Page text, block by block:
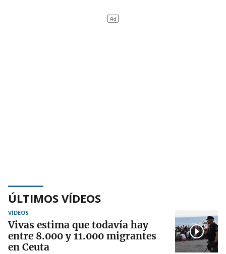
ÚLTIMOS VÍDEOS
VÍDEOS
Vivas estima que todavía hay
entre 8.000 y 11.000 migrantes
en Ceuta